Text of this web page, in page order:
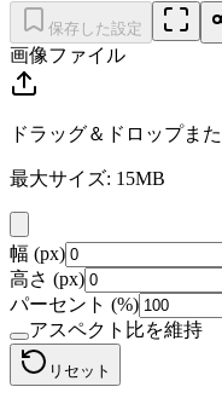
保存した設定
画像ファイル
ドラッグ＆ドロップま
最大サイズ: 15MB
幅 (px)
高さ (px)
パーセント (%)
アスペクト比を維持
リセット